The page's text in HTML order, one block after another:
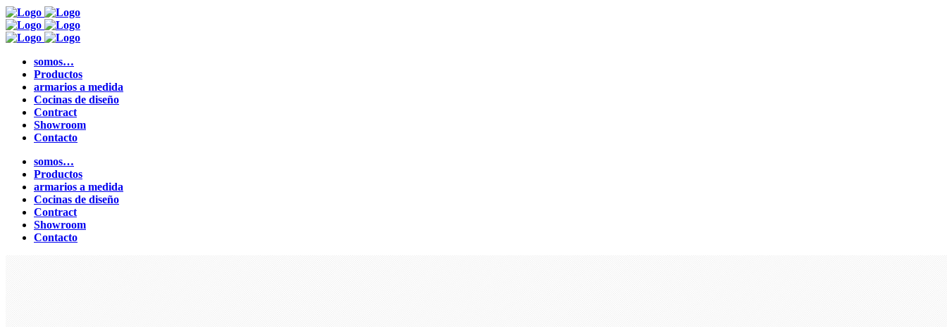
somos…
Productos
armarios a medida
Cocinas de diseño
Contract
Showroom
Contacto
somos…
Productos
armarios a medida
Cocinas de diseño
Contract
Showroom
Contacto